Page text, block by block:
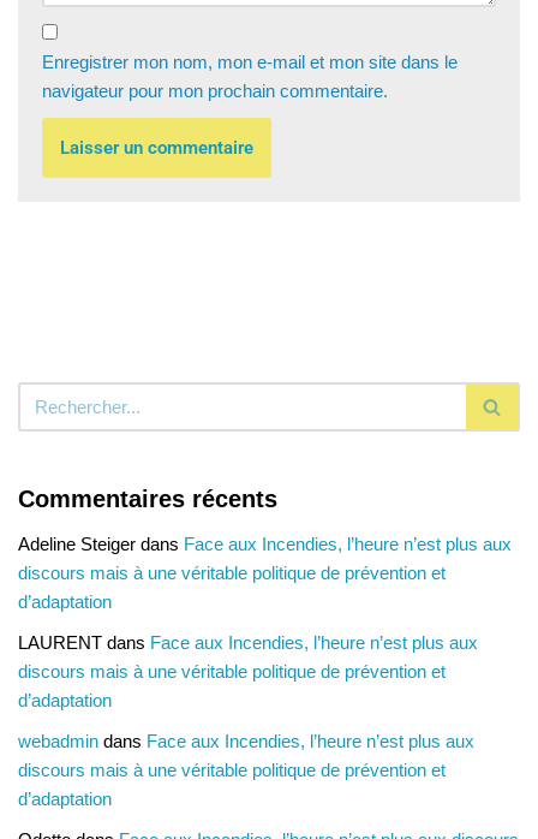
Enregistrer mon nom, mon e-mail et mon site dans le
navigateur pour mon prochain commentaire.
Commentaires récents
Adeline Steiger dans Face aux Incendies, l’heure n’est plus aux
discours mais à une véritable politique de prévention et
d’adaptation
LAURENT dans Face aux Incendies, l’heure n’est plus aux
discours mais à une véritable politique de prévention et
d’adaptation
webadmin dans Face aux Incendies, l’heure n’est plus aux
discours mais à une véritable politique de prévention et
d’adaptation